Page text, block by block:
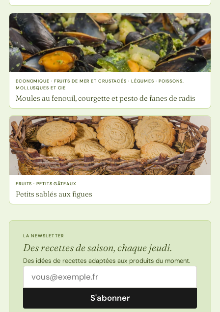
ECONOMIQUE · FRUITS DE MER ET CRUSTACÉS · LÉGUMES · POISSONS,
MOLLUSQUES ET CIE
Moules au fenouil, courgette et pesto de fanes de radis
FRUITS · PETITS GÂTEAUX
Petits sablés aux figues
LA NEWSLETTER
Des recettes de saison, chaque jeudi.
Des idées de recettes adaptées aux produits du moment.
Adresse email
S'abonner